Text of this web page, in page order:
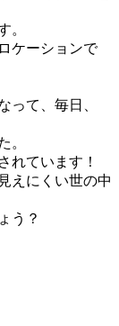
。
ケーションで
って、毎日、
。
れています！
えにくい世の中
う？